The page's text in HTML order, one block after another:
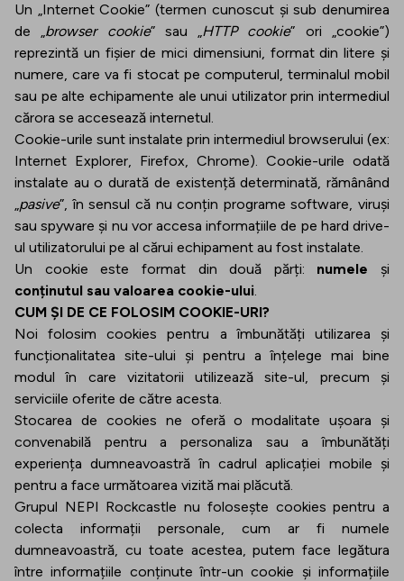
Un „Internet Cookie” (termen cunoscut și sub denumirea
de „browser cookie” sau „HTTP cookie” ori „cookie”)
reprezintă un fișier de mici dimensiuni, format din litere și
numere, care va fi stocat pe computerul, terminalul mobil
sau pe alte echipamente ale unui utilizator prin intermediul
cărora se accesează internetul.
Cookie-urile sunt instalate prin intermediul browserului (ex:
Internet Explorer, Firefox, Chrome). Cookie-urile odată
instalate au o durată de existență determinată, rămânând
„pasive”, în sensul că nu conțin programe software, viruși
sau spyware și nu vor accesa informațiile de pe hard drive-
ul utilizatorului pe al cărui echipament au fost instalate.
Un cookie este format din două părți: numele și
conținutul sau valoarea cookie-ului.
CUM ȘI DE CE FOLOSIM COOKIE-URI?
Noi folosim cookies pentru a îmbunătăți utilizarea și
funcționalitatea site-ului și pentru a înțelege mai bine
modul în care vizitatorii utilizează site-ul, precum și
serviciile oferite de către acesta.
Stocarea de cookies ne oferă o modalitate ușoara și
convenabilă pentru a personaliza sau a îmbunătăți
experiența dumneavoastră în cadrul aplicației mobile și
pentru a face următoarea vizită mai plăcută.
Grupul NEPI Rockcastle nu folosește cookies pentru a
colecta informații personale, cum ar fi numele
dumneavoastră, cu toate acestea, putem face legătura
între informațiile conținute într-un cookie și informațiile